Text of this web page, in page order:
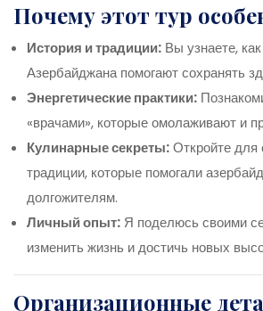
Почему этот тур
История и традиции: Вы узнаете,
Азербайджана помогают сохранять
Энергетические практики:
«врачами», которые омолаживают и
Кулинарные секреты:Откройте для
традиции, которые помогали
долгожителям.
Личный опыт: Я поделюсь своими
изменить жизнь и достичь новых
Организационные